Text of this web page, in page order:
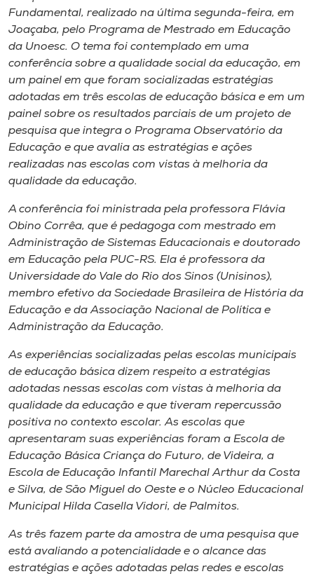
CPA
Biblioteca
Editora
Rádio
Museu
Unoesc
Store
Selecione
o idioma
A+
A-
Fundamental, realizado na última segunda-feira, em
Joaçaba, pelo Programa de Mestrado em Educação
da Unoesc. O tema foi contemplado em uma
conferência sobre a qualidade social da educação, em
um painel em que foram socializadas estratégias
adotadas em três escolas de educação básica e em um
painel sobre os resultados parciais de um projeto de
pesquisa que integra o Programa Observatório da
Educação e que avalia as estratégias e ações
realizadas nas escolas com vistas à melhoria da
qualidade da educação.
A conferência foi ministrada pela professora Flávia
Obino Corrêa, que é pedagoga com mestrado em
Administração de Sistemas Educacionais e doutorado
em Educação pela PUC-RS. Ela é professora da
Universidade do Vale do Rio dos Sinos (Unisinos),
membro efetivo da Sociedade Brasileira de História da
Educação e da Associação Nacional de Política e
Administração da Educação.
As experiências socializadas pelas escolas municipais
de educação básica dizem respeito a estratégias
adotadas nessas escolas com vistas à melhoria da
qualidade da educação e que tiveram repercussão
positiva no contexto escolar. As escolas que
apresentaram suas experiências foram a Escola de
Educação Básica Criança do Futuro, de Videira, a
Escola de Educação Infantil Marechal Arthur da Costa
e Silva, de São Miguel do Oeste e o Núcleo Educacional
Municipal Hilda Casella Vidori, de Palmitos.
As três fazem parte da amostra de uma pesquisa que
está avaliando a potencialidade e o alcance das
estratégias e ações adotadas pelas redes e escolas